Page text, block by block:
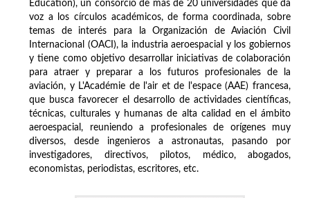
Education), un consorcio de más de 20 universidades que da
voz a los círculos académicos, de forma coordinada, sobre
temas de interés para la Organización de Aviación Civil
Internacional (OACI), la industria aeroespacial y los gobiernos
y tiene como objetivo desarrollar iniciativas de colaboración
para atraer y preparar a los futuros profesionales de la
aviación, y L'Académie de l'air et de l'espace (AAE) francesa,
que busca favorecer el desarrollo de actividades científicas,
técnicas, culturales y humanas de alta calidad en el ámbito
aeroespacial, reuniendo a profesionales de orígenes muy
diversos, desde ingenieros a astronautas, pasando por
investigadores, directivos, pilotos, médico, abogados,
economistas, periodistas, escritores, etc.